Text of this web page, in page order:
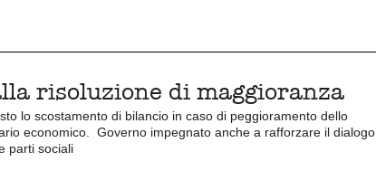
risoluzione di maggioranza
lo scostamento di bilancio in caso di peggioramento dello
economico. Governo impegnato anche a rafforzare il dialogo
parti sociali